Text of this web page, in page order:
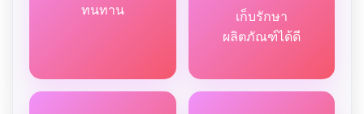
ทนทาน
เก็บรักษา
ผลิตภัณฑ์ได้ดี